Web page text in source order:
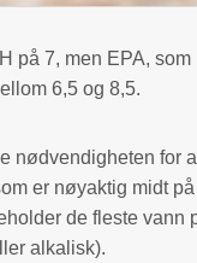
på 7, men EPA,
6,5 og 8,5.
nødvendigheten for
er nøyaktig midt
de fleste vann
alkalisk).